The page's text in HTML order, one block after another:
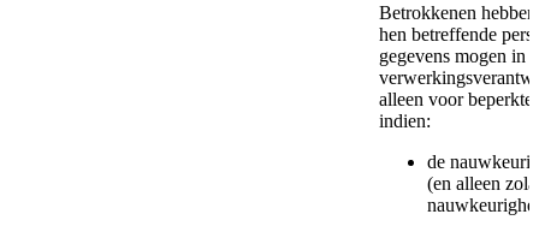
Betrokkenen
hen betreffende
gegevens mogen in
alleen voor
indien:
de
(en alleen